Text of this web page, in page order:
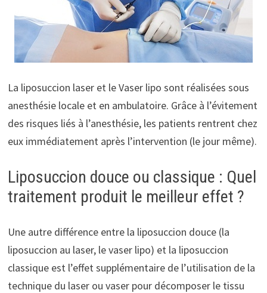
La liposuccion laser et le Vaser lipo sont réalisées sous
anesthésie locale et en ambulatoire. Grâce à l’évitement
des risques liés à l’anesthésie, les patients rentrent chez
eux immédiatement après l’intervention (le jour même).
Liposuccion douce ou classique : Quel
traitement produit le meilleur effet ?
Une autre différence entre la liposuccion douce (la
liposuccion au laser, le vaser lipo) et la liposuccion
classique est l’effet supplémentaire de l’utilisation de la
technique du laser ou vaser pour décomposer le tissu